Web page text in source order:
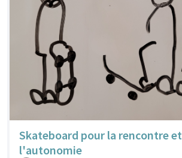
Skateboard pour la rencontre et
l'autonomie